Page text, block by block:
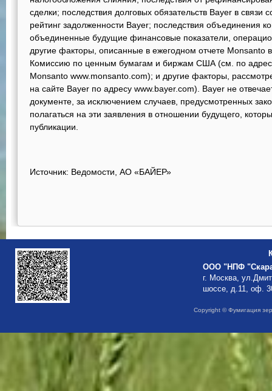
сделки; последствия долговых обязательств Bayer в
рейтинг задолженности Bayer; последствия объединения
объединенные будущие финансовые показатели,
другие факторы, описанные в ежегодном отчете
Комиссию по ценным бумагам и биржам США (см. по
Monsanto www.monsanto.com); и другие факторы,
на сайте Bayer по адресу www.bayer.com). Bayer не
документе, за исключением случаев, предусмотренных
полагаться на эти заявления в отношении будущего,
публикации.
Источник: Ведомости, AO «БАЙЕР»
ООО "НПФ
г. Москва,
шоссе, д.11, оф.
Copyright © Фумигация